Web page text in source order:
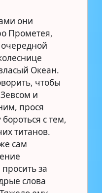
они
Прометея,
очередной
Океан.
чтобы
и
прося
с тем,
титанов.
сам
за
слова